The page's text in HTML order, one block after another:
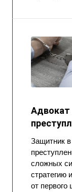
Защитник
сложных
стратегию
от первого